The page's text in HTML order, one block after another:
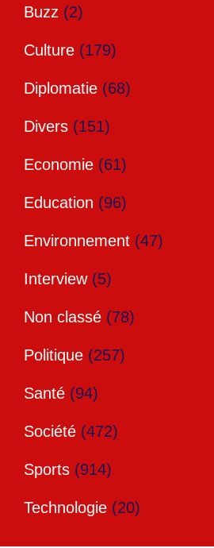
Buzz (2)
Culture (179)
Diplomatie (68)
Divers (151)
Economie (61)
Education (96)
Environnement (47)
Interview(5)
Non classé (78)
Politique (257)
Santé (94)
Société (472)
Sports (914)
Technologie (20)